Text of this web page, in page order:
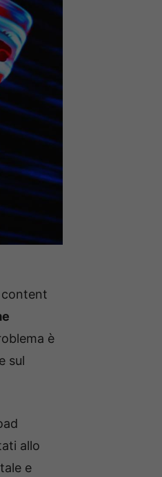
content
è
sul
allo
e